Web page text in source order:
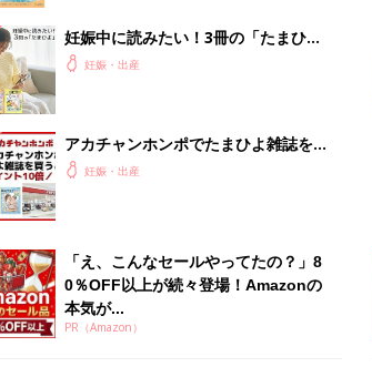
妊娠中に読みたい！3冊の「たまひ
よ」妊娠・出産
アカチャンホンポでたまひよ雑誌を買
うとポイント10倍【期間限定】
妊娠・出産
「え、こんなセールやってたの？」8
0％OFF以上が続々登場！Amazonの
本気が...
PR（Amazon）